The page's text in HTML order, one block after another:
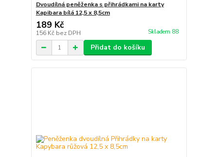
Dvoudílná peněženka s přihrádkami na karty
Kapibara bílá 12,5 x 8,5cm
189 Kč
156 Kč bez DPH Skladem 88
Přidat do košíku